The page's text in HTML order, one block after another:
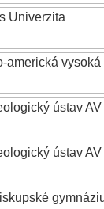
Univerzita
americká vysoká
ústav
ústav